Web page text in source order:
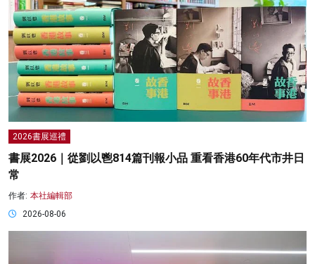
2026書展巡禮
書展2026｜從劉以鬯814篇刊報小品 重看香港60年代市井日
常
作者: 本社編輯部
2026-08-06